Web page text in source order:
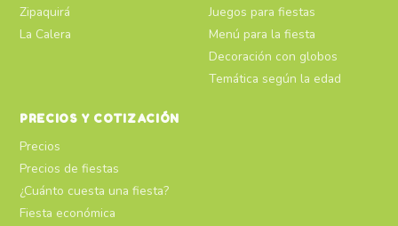
Zipaquirá
La Calera
Juegos para fiestas
Menú para la fiesta
Decoración con globos
Temática según la edad
PRECIOS Y COTIZACIÓN
Precios
Precios de fiestas
¿Cuánto cuesta una fiesta?
Fiesta económica